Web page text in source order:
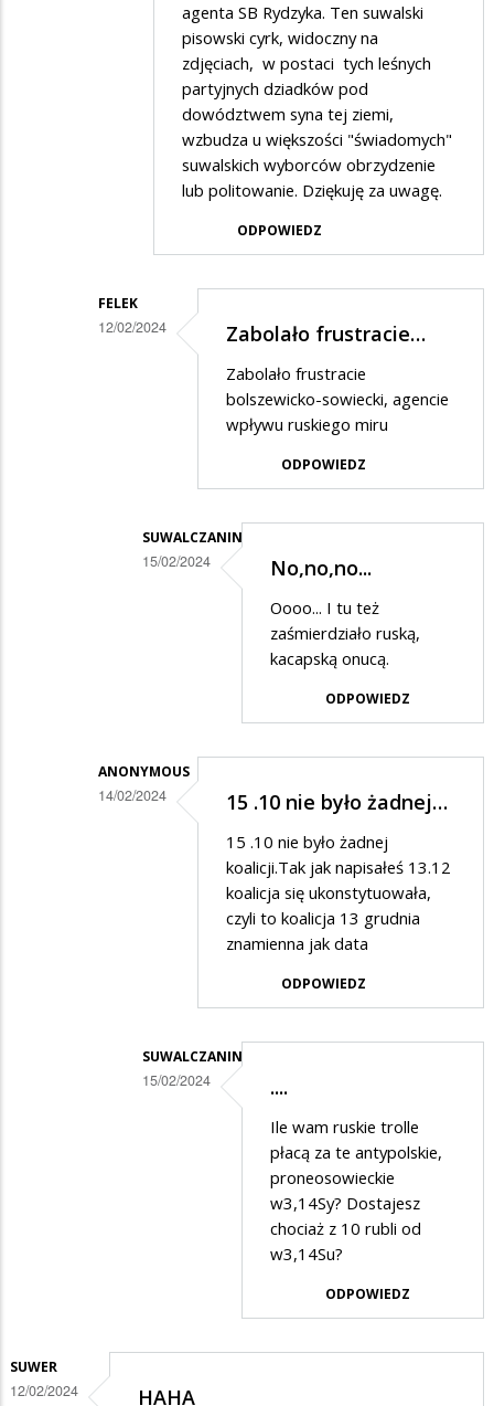
agenta SB Rydzyka. Ten suwalski
pisowski cyrk, widoczny na
zdjęciach, w postaci tych leśnych
partyjnych dziadków pod
dowództwem syna tej ziemi,
wzbudza u większości "świadomych"
suwalskich wyborców obrzydzenie
lub politowanie. Dziękuję za uwagę.
ODPOWIEDZ
FELEK
12/02/2024
odpowiedzi
Zabolało frustracie…
Zabolało frustracie
bolszewicko-sowiecki, agencie
wpływu ruskiego miru
ODPOWIEDZ
SUWALCZANIN
15/02/2024
odpowiedzi
Zabolało
frustracie…
No,no,no...
Oooo... I tu też
zaśmierdziało ruską,
kacapską onucą.
ODPOWIEDZ
ANONYMOUS
14/02/2024
Prostuję.....
15 .10 nie było żadnej…
15 .10 nie było żadnej
koalicji.Tak jak napisałeś 13.12
koalicja się ukonstytuowała,
czyli to koalicja 13 grudnia
znamienna jak data
ODPOWIEDZ
SUWALCZANIN
15/02/2024 ....
Ile wam ruskie trolle
płacą za te antypolskie,
proneosowieckie
w3,14Sy? Dostajesz
chociaż z 10 rubli od
w3,14Su?
ODPOWIEDZ
SUWER
12/02/2024 HAHA